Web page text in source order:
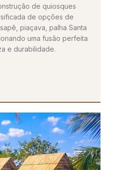
de quiosques
de opções de
piaçava, palha Santa
uma fusão perfeita
e durabilidade.